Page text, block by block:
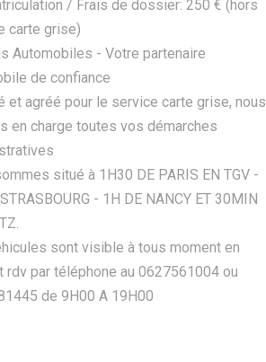
/ Frais de dossier: 250 € (hors
carte grise)
Automobiles - Votre partenaire
de confiance
et agréé pour le service carte grise, nous
en charge toutes vos démarches
situé à 1H30 DE PARIS EN TGV -
- 1H DE NANCY ET 30MIN
sont visible à tous moment en
rdv par téléphone au 0627561004 ou
de 9H00 A 19H00